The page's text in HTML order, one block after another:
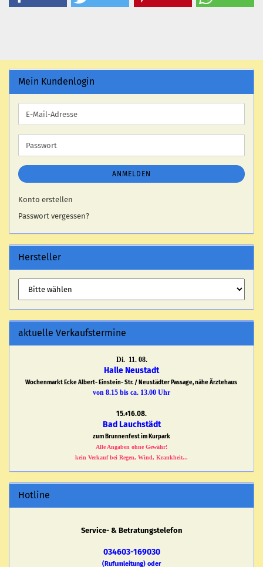
Mein Kundenlogin
E-
Mail-
Adresse
Passwort
ANMELDEN
Konto erstellen
Passwort vergessen?
Hersteller
aktuelle Verkaufstermine
Di. 11. 08.
Halle Neustadt
Wochenmarkt Ecke Albert- Einstein- Str. / Neustädter Passage, nähe Ärztehaus
von 8.15 bis ca. 13.00 Uhr
15.+16.08.
Bad Lauchstädt
zum Brunnenfest im Kurpark
Alle Angaben ohne Gewähr!
kein Verkauf bei Regen, Wind, Krankheit...
Hotline
Service- & Betratungstelefon
034603-169030
(Rufumleitung) oder